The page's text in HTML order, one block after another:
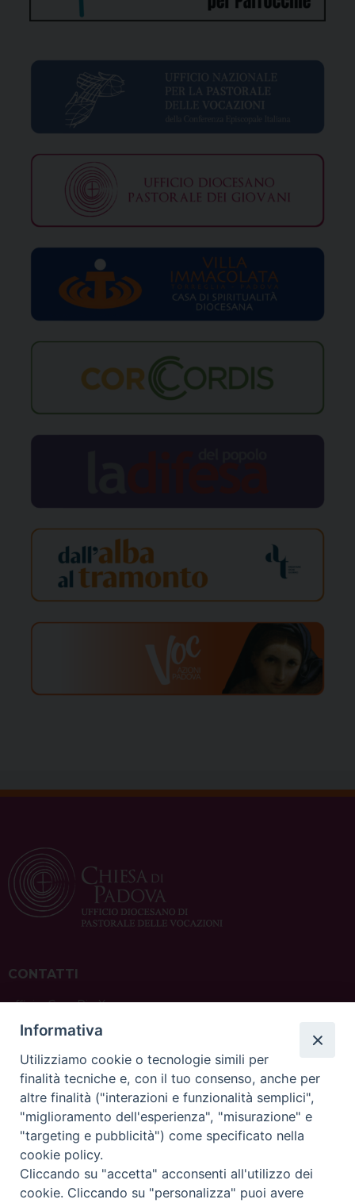
CONTATTI
ufficio: Casa Pio X
via Bonporti, 20 – 35141 Padova
tel: +39 351 619 2354
e mail:ufficiovocazionipadova@gmail.com
sede: Casa Sant'Andrea
via Valmarana, 20 – 35133 Padova
instagram:@casasantandreapadova
e mail:casasantandreapadova@gmail.com
Informativa
Utilizziamo cookie o tecnologie simili per
finalità tecniche e, con il tuo consenso, anche per
altre finalità ("interazioni e funzionalità semplici",
"miglioramento dell'esperienza", "misurazione" e
"targeting e pubblicità") come specificato nella
cookie policy.
Cliccando su "accetta" acconsenti all'utilizzo dei
cookie. Cliccando su "personalizza" puoi avere